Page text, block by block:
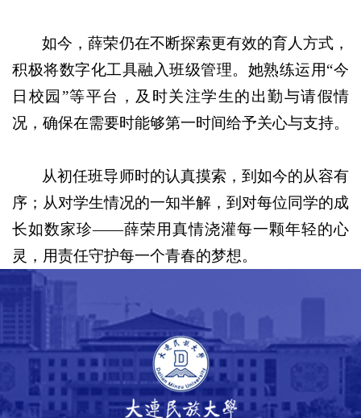
如今，薛荣仍在不断探索更有效的育人方式，
积极将数字化工具融入班级管理。她熟练运用“今
日校园”等平台，及时关注学生的出勤与请假情
况，确保在需要时能够第一时间给予关心与支持。
从初任班导师时的认真摸索，到如今的从容有
序；从对学生情况的一知半解，到对每位同学的成
长如数家珍——薛荣用真情浇灌每一颗年轻的心
灵，用责任守护每一个青春的梦想。